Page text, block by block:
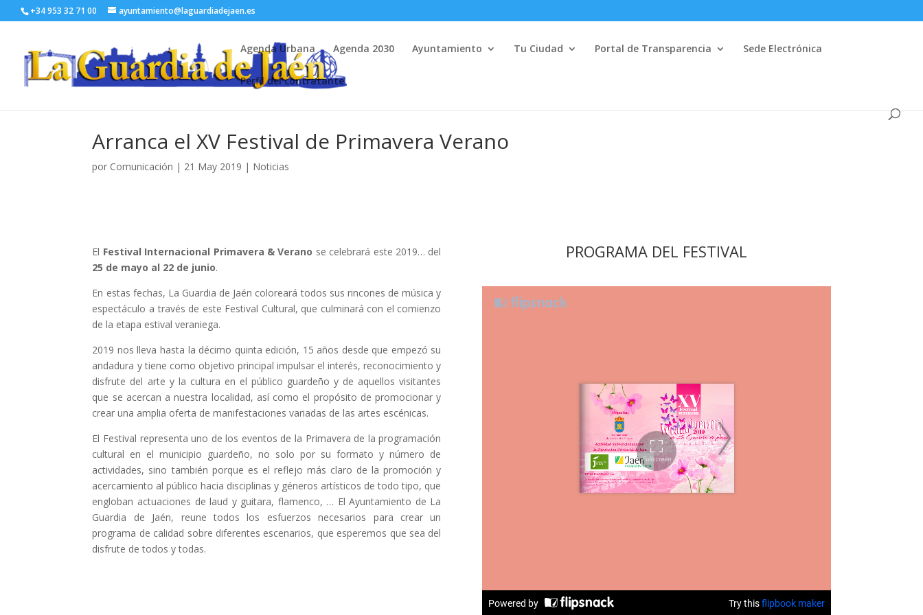
+34 953 32 71 00 ayuntamiento@laguardiadejaen.es
Agenda Urbana Agenda 2030 Ayuntamiento Tu Ciudad Portal de Transparencia Sede Electrónica
Perfil del contratante
Arranca el XV Festival de Primavera Verano
por Comunicación | 21 May 2019 | Noticias
El Festival Internacional Primavera & Verano se celebrará este 2019… del
25 de mayo al 22 de junio.
En estas fechas, La Guardia de Jaén coloreará todos sus rincones de música y
espectáculo a través de este Festival Cultural, que culminará con el comienzo
de la etapa estival veraniega. ​
2019 nos lleva hasta la décimo quinta edición, 15 años desde que empezó su
andadura y tiene como objetivo principal impulsar el interés, reconocimiento y
disfrute del arte y la cultura en el público guardeño y de aquellos visitantes
que se acercan a nuestra localidad, así como el propósito de promocionar y
crear una amplia oferta de manifestaciones variadas de las artes escénicas.
El Festival representa uno de los eventos de la Primavera de la programación
cultural en el municipio guardeño, no solo por su formato y número de
actividades, sino también porque es el reflejo más claro de la promoción y
acercamiento al público hacia disciplinas y géneros artísticos de todo tipo, que
engloban actuaciones de laud y guitara, flamenco, … El Ayuntamiento de La
Guardia de Jaén, reune todos los esfuerzos necesarios para crear un
programa de calidad sobre diferentes escenarios, que esperemos que sea del
disfrute de todos y todas.
PROGRAMA DEL FESTIVAL